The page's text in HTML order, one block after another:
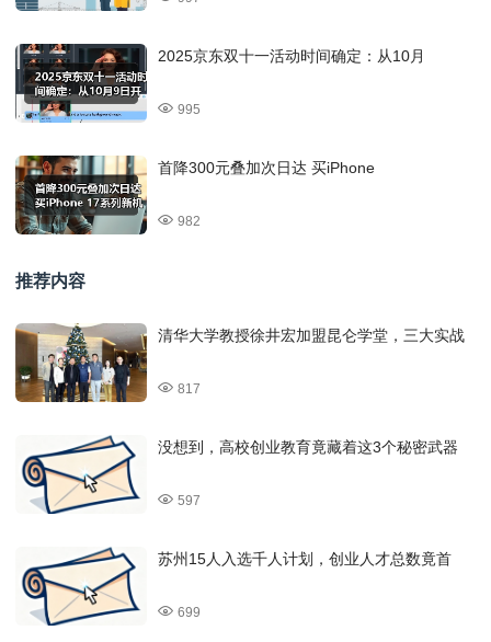
2025京东双十一活动时间确定：从10月
995
首降300元叠加次日达 买iPhone
982
推荐内容
清华大学教授徐井宏加盟昆仑学堂，三大实战
817
没想到，高校创业教育竟藏着这3个秘密武器
597
苏州15人入选千人计划，创业人才总数竟首
699